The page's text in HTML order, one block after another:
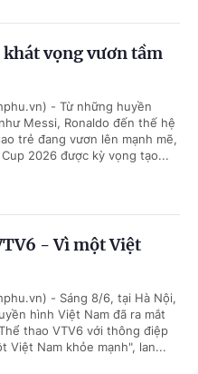
vọng vươn tầm
- Từ những huyền
Messi, Ronaldo đến thế hệ
trẻ đang vươn lên mạnh mẽ,
Cup 2026 được kỳ vọng tạo...
- Vì một Việt
- Sáng 8/6, tại Hà Nội,
hình Việt Nam đã ra mắt
thao VTV6 với thông điệp
Việt Nam khỏe mạnh", lan...